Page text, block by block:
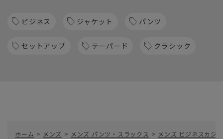
ビジネス ジャケット パンツ
セットアップ テーパード クラシック
ホーム > メンズ > メンズ パンツ・スラックス > メンズ ビジネスカジ